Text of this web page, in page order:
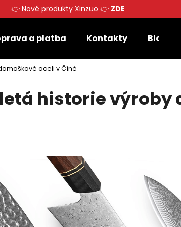
👉 Nové produkty Xinzuo 👉 ZDE
a platba Kontakty Blog
oceli v Číně
historie výroby
najít?
HLEDAT